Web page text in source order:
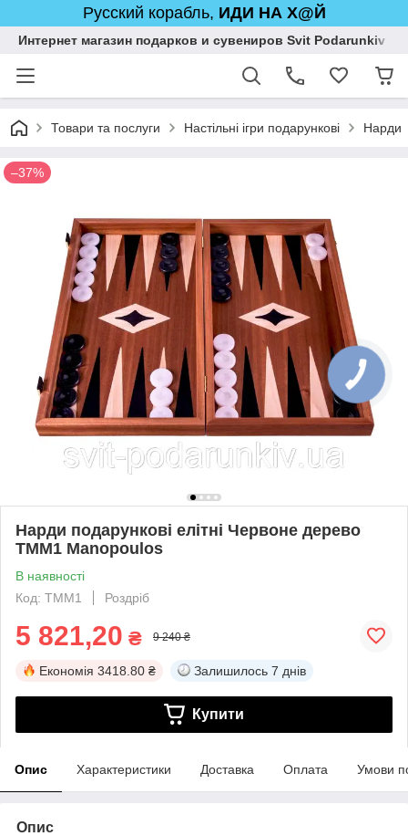
Русский корабль, ИДИ НА Х@Й
Интернет магазин подарков и сувениров Svit Podarunkiv
Товари та послуги Настільні ігри подарункові Нарди
–37%
Нарди подарункові елітні Червоне дерево
TMM1 Manopoulos
В наявності
Код: TMM1
Роздріб
5 821,20 ₴ 9 240 ₴
Економія 3418.80 ₴ Залишилось 7 днів
Купити
Опис Характеристики Доставка Оплата Умови
Опис